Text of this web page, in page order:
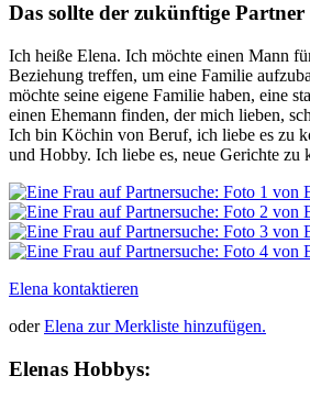
Das sollte der zukünftige Partner
Ich heiße Elena. Ich möchte einen Mann
Beziehung treffen, um eine Familie
möchte seine eigene Familie haben, eine
einen Ehemann finden, der mich lieben,
Ich bin Köchin von Beruf, ich liebe es zu
und Hobby. Ich liebe es, neue Gerichte zu
Elena kontaktieren
oderElena zur Merkliste hinzufügen.
Elenas Hobbys: